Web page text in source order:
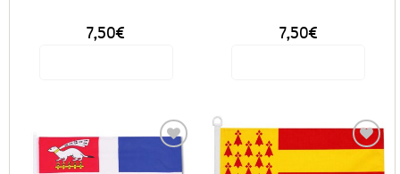
7,50€
plusieurs
variations.
7,50€
a
plusieurs
variations.